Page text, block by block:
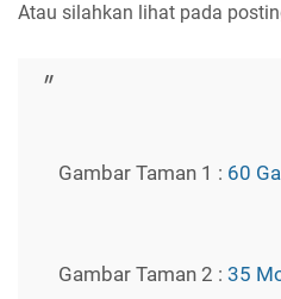
Atau silahkan lihat pada
Gambar Taman 1 : 60
Gambar Taman 2 : 35